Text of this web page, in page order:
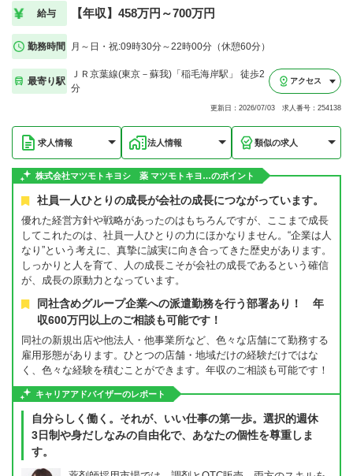
給与 【年収】458万円～700万円
勤務時間 月～日・祝:09時30分～22時00分（休憩60分）
最寄り駅
ＪＲ京葉線(東京－蘇我)「稲毛海岸駅」 徒歩2
分
アクセス
更新日：2026/07/03 求人番号：254138
求人情報 法人情報 類似の求人
株式会社マツモトキヨシ 薬 マツモトキヨ…のポイント
社員一人ひとりの成長が会社の成長につながっています。
優れた経営方針や戦略があったのはもちろんですが、ここまで成長
してこれたのは、社員一人ひとりの力にほかなりません。“企業は人
なり”という考えに、真摯に誠実に向き合ってきた歴史があります。
しっかりと人を育て、人の成長こそが会社の成長であるという確信
が、成長の原動力となっています。
同社含めグループ企業への派遣勤務を行う部署あり！ 年
収600万円以上のご相談も可能です！
同社の新規出店や他法人・他事業所など、色々な店舗にて勤務する
雇用形態があります。ひとつの店舗・地域だけの経験だけではな
く、色々な経験を積むことができます。年収のご相談も可能です！
キャリアアドバイザーのレポート
自分らしく働く。それが、いい仕事の第一歩。選択的週休
3日制や身だしなみの自由化で、あなたの個性を尊重しま
す。